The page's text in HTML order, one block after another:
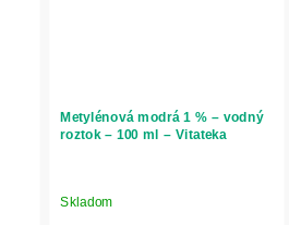
Metylénová modrá 1 % – vodný
roztok – 100 ml – Vitateka
Skladom